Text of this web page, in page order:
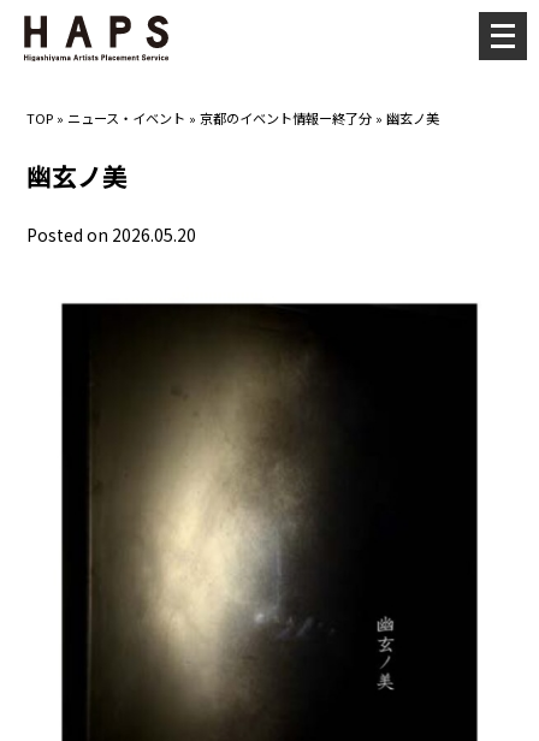
TOP » ニュース・イベント »京都のイベント情報ー終了分 »幽玄ノ美
幽玄ノ美
Posted on 2026.05.20
メ
ニ